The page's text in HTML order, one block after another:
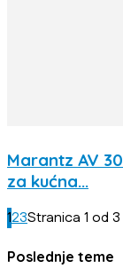
Marantz AV
za kućna...
123Stranica 1 od 3
Poslednje teme